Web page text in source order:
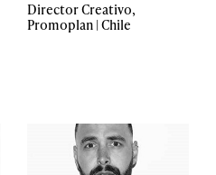
Director Creativo,
Promoplan | Chile